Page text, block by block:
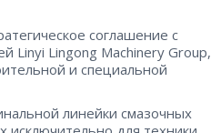
соглашение с
Linyi Lingong Machinery Group,
и специальной
линейки смазочных